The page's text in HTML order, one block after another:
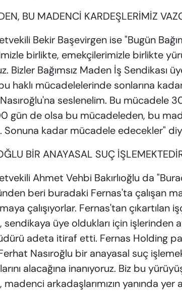
BU MADENCİ KARDEŞLERİMİZ
Bekir Başevirgen ise "Bugün
birlikte, emekçilerimizle birlikte
Bizler Bağımsız Maden İş Sendikası
haklı mücadelelerinde sonlarına
seslenelim. Bu mücadele
gün de olsa bu mücadeleden, bu
Sonuna kadar mücadele edecekler"
BİR ANAYASAL SUÇ
Ahmet Vehbi Bakırlıoğlu da
beri buradaki Fernas'ta çalışan
çalışıyorlar. Fernas'tan çıkartılan
sendikaya üye oldukları için işlerinden
adeta itiraf etti. Fernas Holding
Nasıroğlu bir anayasal suç
alacağına inanıyoruz. Biz bu
madenci arkadaşlarımızın yanında yer